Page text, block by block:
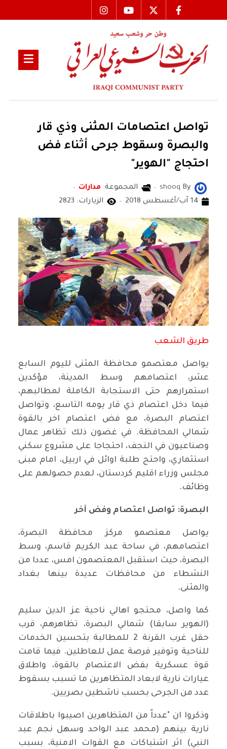
تواصل اعتصامات المثنى وذي قار
والبصرة وسقوط جرحى أثناء فض
احتجاج "الهوير"
By
shooq المجموعة: مدارات
14 آب/أغسطس 2018
الزيارات: 2823
طريق الشعب
يواصل معتصمو محافظة المثنى لليوم السابع
عشر، اعتصامهم وسط المدينة، مؤكدين
استمرارهم حتى الاستجابة الكاملة لمطالبهم،
فيما دخل اعتصام ذي قار يومه التاسع، وتواصل
اعتصام البصرة، مع فض اعتصام اخر بالقوة
شمالي المحافظة. في غضون ذلك تظاهر عمال
وصناعيون في النجف، احتجاجا على مشروع سكني
استثماري، واحتج طلبة اوائل في اربيل، امام مبنى
مجلس وزراء اقليم كردستان، لعدم حصولهم على
وظائف.
البصرة: تواصل اعتصام وفض آخر
يواصل معتصمو مركز محافظة البصرة،
اعتصامهم، في ساحة عبد الكريم قاسم، وسط
البصرة، حيث استقبل المعتصمون امس، عددا من
النشطاء من محافظات عديدة بينها بغداد
والمثنى.
كما واصل، محتجو اهالي ناحية عز الدين سليم
(الهوير سابقا) شمالي البصرة، تظاهرهم، قرب
حقل غرب القرنة 2 للمطالبة بتحسين الخدمات
للناحية وتوفير فرصة عمل للعاطلين. فيما قامت
قوة عسكرية بفض الاعتصام بالقوة، واطلاق
عيارات نارية لابعاد المتظاهرين ما تسبب بسقوط
عدد من الجرحى بحسب ناشطين بصريين.
وذكروا ان "عدداً من المتظاهرين اصيبوا باطلاقات
نارية بينهم (محمد عبد الواحد وسهل نجم عبد
النبي) اثر اشتباكات مع القوات الامنية، بسبب